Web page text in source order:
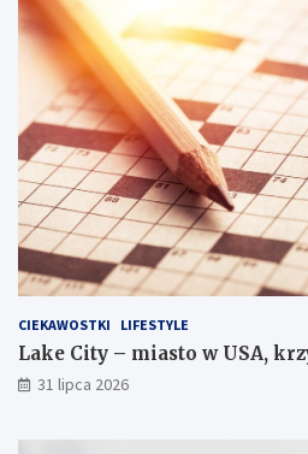
CIEKAWOSTKI LIFESTYLE
Lake City – miasto w USA,
31 lipca 2026